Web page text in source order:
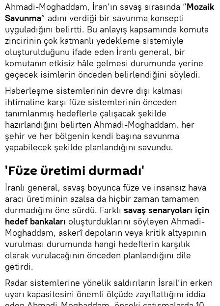
Ahmadi-Moghaddam, İran’ın savaş sırasında “Mozaik
Savunma” adını verdiği bir savunma konsepti
uyguladığını belirtti. Bu anlayış kapsamında komuta
zincirinin çok katmanlı yedekleme sistemiyle
oluşturulduğunu ifade eden İranlı general, bir
komutanın etkisiz hâle gelmesi durumunda yerine
geçecek isimlerin önceden belirlendiğini söyledi.
Haberleşme sistemlerinin devre dışı kalması
ihtimaline karşı füze sistemlerinin önceden
tanımlanmış hedeflerle çalışacak şekilde
hazırlandığını belirten Ahmadi-Moghaddam, her
şehir ve her bölgenin kendi başına savunma
yapabilecek şekilde planlandığını savundu.
'Füze üretimi durmadı'
İranlı general, savaş boyunca füze ve insansız hava
aracı üretiminin azalsa da hiçbir zaman tamamen
durmadığını öne sürdü. Farklı savaş senaryoları için
hedef bankaları oluşturduklarını söyleyen Ahmadi-
Moghaddam, askerî depoların veya kritik altyapının
vurulması durumunda hangi hedeflerin karşılık
olarak vurulacağının önceden planlandığını dile
getirdi.
Radar sistemlerine yönelik saldırıların İsrail’in erken
uyarı kapasitesini önemli ölçüde zayıflattığını iddia